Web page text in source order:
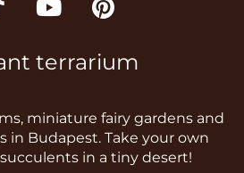
o
t
b
e
i
t
r
e
s
terrarium
miniature fairy gardens and
in Budapest. Take your own
in a tiny desert!